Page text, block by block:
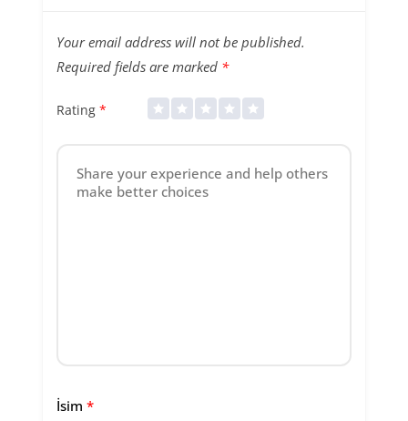
Your email address will not be published.
Required fields are marked *
Rating *
İsim *